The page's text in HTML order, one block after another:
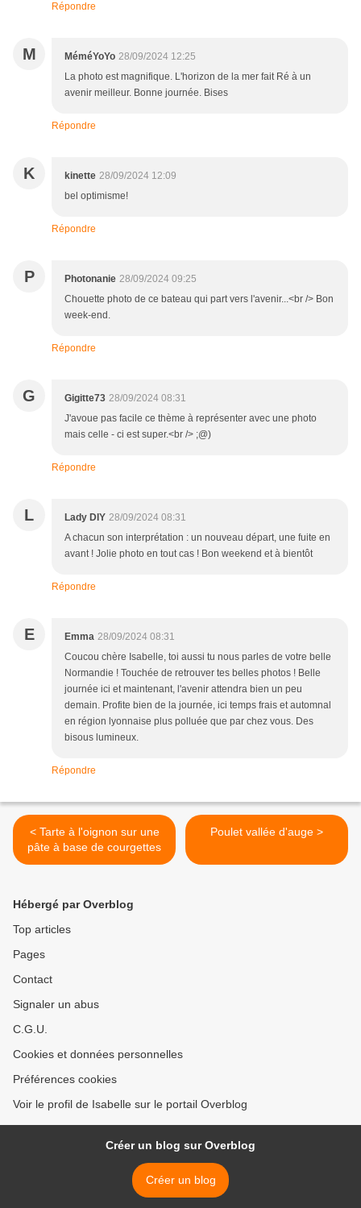
Répondre
M MéméYoYo 28/09/2024 12:25
La photo est magnifique. L'horizon de la mer fait Ré à un
avenir meilleur. Bonne journée. Bises
Répondre
K kinette 28/09/2024 12:09
bel optimisme!
Répondre
P Photonanie 28/09/2024 09:25
Chouette photo de ce bateau qui part vers l'avenir...<br /> Bon
week-end.
Répondre
G Gigitte73 28/09/2024 08:31
J'avoue pas facile ce thème à représenter avec une photo
mais celle - ci est super.<br /> ;@)
Répondre
L Lady DIY 28/09/2024 08:31
A chacun son interprétation : un nouveau départ, une fuite en
avant ! Jolie photo en tout cas ! Bon weekend et à bientôt
Répondre
E Emma 28/09/2024 08:31
Coucou chère Isabelle, toi aussi tu nous parles de votre belle
Normandie ! Touchée de retrouver tes belles photos ! Belle
journée ici et maintenant, l'avenir attendra bien un peu
demain. Profite bien de la journée, ici temps frais et automnal
en région lyonnaise plus polluée que par chez vous. Des
bisous lumineux.
Répondre
< Tarte à l'oignon sur une
pâte à base de courgettes
Poulet vallée d'auge >
Hébergé par Overblog
Top articles
Pages
Contact
Signaler un abus
C.G.U.
Cookies et données personnelles
Préférences cookies
Voir le profil de Isabelle sur le portail Overblog
Créer un blog sur Overblog
Créer un blog